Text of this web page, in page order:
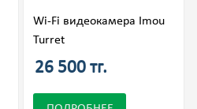
Wi-Fi видеокамера Imou
Turret
26 500 тг.